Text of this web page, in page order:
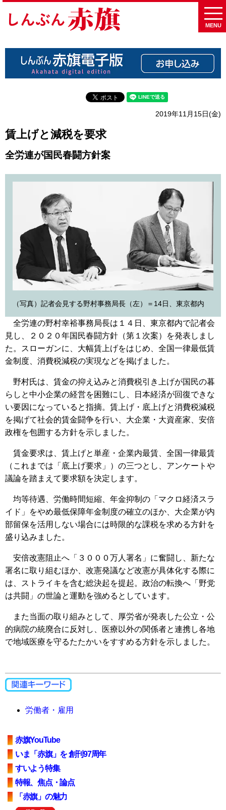
MENU
2019年11月15日(金)
賃上げと減税を要求
全労連が国民春闘方針案
（写真）記者会見する野村事務局長（左）＝14日、東京都内
全労連の野村幸裕事務局長は１４日、東京都内で記者会
見し、２０２０年国民春闘方針（第１次案）を発表しまし
た。スローガンに、大幅賃上げをはじめ、全国一律最低賃
金制度、消費税減税の実現などを掲げました。
野村氏は、賃金の抑え込みと消費税引き上げが国民の暮
らしと中小企業の経営を困難にし、日本経済が回復できな
い要因になっていると指摘。賃上げ・底上げと消費税減税
を掲げて社会的賃金闘争を行い、大企業・大資産家、安倍
政権を包囲する方針を示しました。
賃金要求は、賃上げと単産・企業内最賃、全国一律最賃
（これまでは「底上げ要求」）の三つとし、アンケートや
議論を踏まえて要求額を決定します。
均等待遇、労働時間短縮、年金抑制の「マクロ経済スラ
イド」をやめ最低保障年金制度の確立のほか、大企業が内
部留保を活用しない場合には時限的な課税を求める方針を
盛り込みました。
安倍改憲阻止へ「３０００万人署名」に奮闘し、新たな
署名に取り組むほか、改憲発議など改憲が具体化する際に
は、ストライキを含む総決起を提起。政治の転換へ「野党
は共闘」の世論と運動を強めるとしています。
また当面の取り組みとして、厚労省が発表した公立・公
的病院の統廃合に反対し、医療以外の関係者と連携し各地
で地域医療を守るたたかいをすすめる方針を示しました。
労働者・雇用
赤旗YouTube
いま「赤旗」を 創刊97周年
すいよう特集
特報、焦点・論点
「赤旗」の魅力